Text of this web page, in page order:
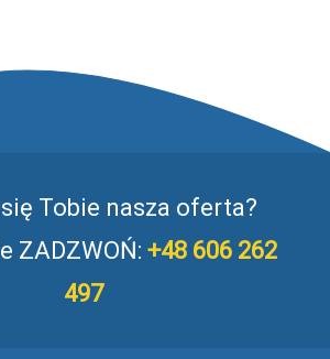
Tobie nasza oferta?
ZADZWOŃ: +48 606 262
497